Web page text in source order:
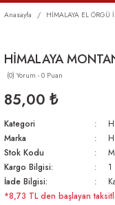
Anasayfa HİMALAYA EL ÖRGÜ
HİMALAYA
(0) Yorum - 0 Puan
85,00 ₺
Kategori
Marka
Stok Kodu
Kargo Bilgisi:
İade Bilgisi:
*8,73 TL den başlayan